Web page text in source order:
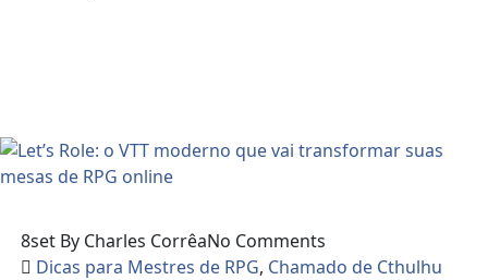
8set By Charles CorrêaNo Comments
Dicas para Mestres de RPG, Chamado de Cthulhu